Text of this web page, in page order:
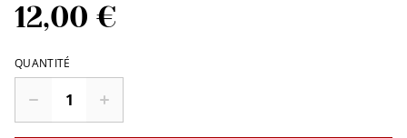
12,00 €
QUANTITÉ